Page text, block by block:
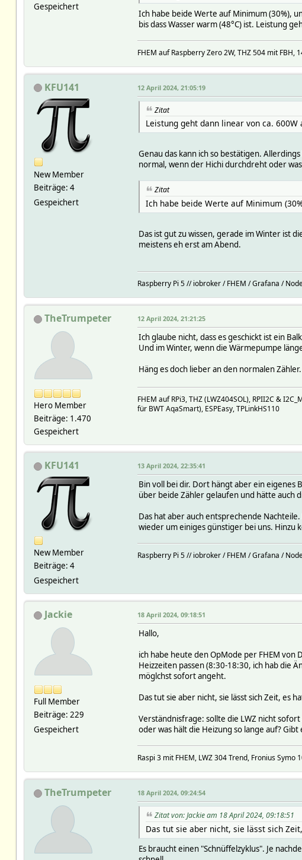
Gespeichert
Ich habe beide Werte auf Minimum (30%),
bis dass Wasser warm (48°C) ist. Leistung
FHEM auf Raspberry Zero 2W, THZ 504 mit FBH,
KFU141
New Member
Beiträge: 4
Gespeichert
12 April 2024, 21:05:19
Zitat
Leistung geht dann linear von ca. 600W
Genau das kann ich so bestätigen.
normal, wenn der Hichi durchdreht oder
Zitat
Ich habe beide Werte auf Minimum
Das ist gut zu wissen, gerade im Winter ist
meistens eh erst am Abend.
Raspberry Pi 5 // iobroker / FHEM / Grafana /
TheTrumpeter
Hero Member
Beiträge: 1.470
Gespeichert
12 April 2024, 21:21:25
Ich glaube nicht, dass es geschickt ist ein
Und im Winter, wenn die Wärmepumpe
Häng es doch lieber an den normalen
FHEM auf RPi3, THZ (LWZ404SOL), RPII2C &
für BWT AqaSmart), ESPEasy, TPLinkHS110
KFU141
New Member
Beiträge: 4
Gespeichert
13 April 2024, 22:35:41
Bin voll bei dir. Dort hängt aber ein eigenes
über beide Zähler gelaufen und hätte auch
Das hat aber auch entsprechende
wieder um einiges günstiger bei uns. Hinzu
Raspberry Pi 5 // iobroker / FHEM / Grafana /
Jackie
Full Member
Beiträge: 229
Gespeichert
18 April 2024, 09:18:51
Hallo,
ich habe heute den OpMode per FHEM von
Heizzeiten passen (8:30-18:30, ich hab die
möglchst sofort angeht.
Das tut sie aber nicht, sie lässt sich Zeit, es
Verständnisfrage: sollte die LWZ nicht
oder was hält die Heizung so lange auf?
Raspi 3 mit FHEM, LWZ 304 Trend, Fronius
TheTrumpeter 18 April 2024, 09:24:54
Zitat von: Jackie am 18 April 2024, 09:18:51
Das tut sie aber nicht, sie lässt sich
Es braucht einen "Schnüffelzyklus". Je